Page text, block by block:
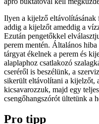
Ilyen a kijelző
addig a kijelzőt ameddig a
Ezután pengetőkkel
perem mentén. Általános
tárgyat ékelnek a perem és
alaplaphoz csatlakozó
cseréről is beszélünk, a
sikerült eltávolítani a kijelzőt,
kicsavarozzuk, majd egy
csengőhangszórót ültetünk a
Pro tipp